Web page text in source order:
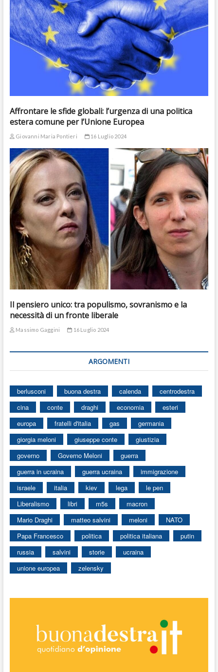
Affrontare le sfide globali: l’urgenza di una politica
estera comune per l’Unione Europea
Giovanni Maria Pontieri 16 Luglio 2024
Il pensiero unico: tra populismo, sovranismo e la
necessità di un fronte liberale
Massimo Gaggini 16 Luglio 2024
ARGOMENTI
berlusconi buona destra calenda
centrodestra
cina
conte draghi economia
esteri
europa
fratelli d'italia gas
germania
giorgia meloni
giuseppe conte
giustizia
governo
Governo Meloni
guerra
guerra in ucraina
guerra ucraina
immigrazione
israele
italia kiev lega
le pen
Liberalismo
libri m5s
macron
Mario Draghi
matteo salvini meloni
NATO
Papa Francesco
politica politica italiana
putin
russia
salvini storie
ucraina
unione europea
zelensky